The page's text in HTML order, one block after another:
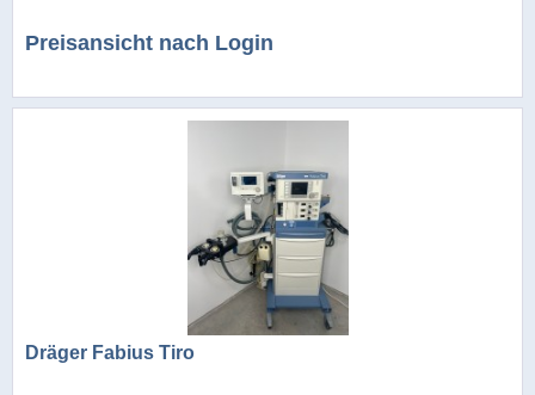
Preisansicht nach Login
Dräger Fabius Tiro